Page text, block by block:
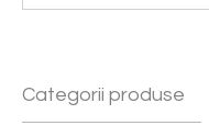
Categorii produse